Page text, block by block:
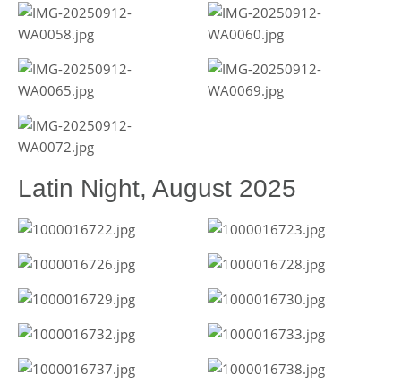
Latin Night, August 2025